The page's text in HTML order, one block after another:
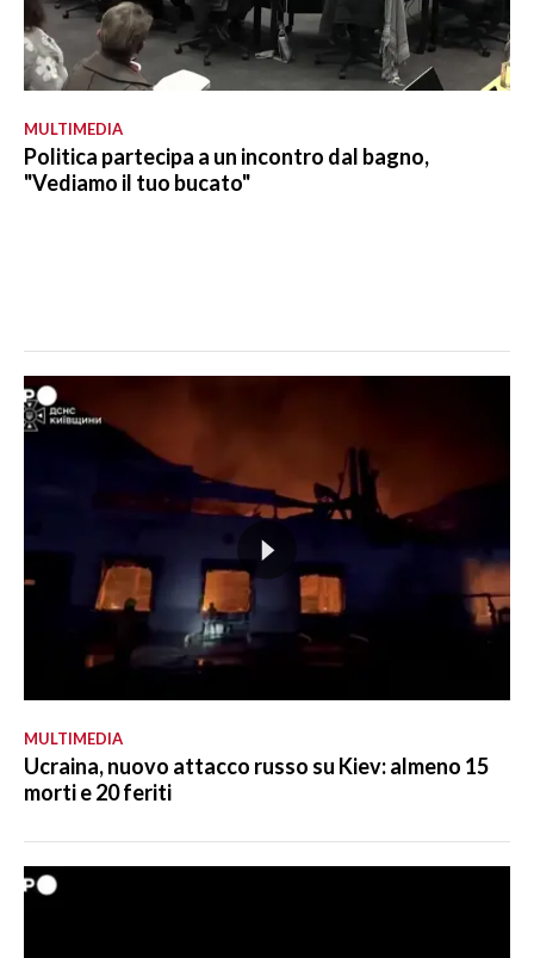
MULTIMEDIA
Politica partecipa a un incontro dal bagno,
"Vediamo il tuo bucato"
MULTIMEDIA
Ucraina, nuovo attacco russo su Kiev: almeno 15
morti e 20 feriti